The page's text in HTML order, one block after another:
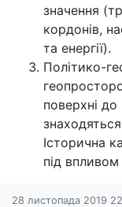
значення
кордонів,
та енергії).
Політико-
поверхні
Історична
під впливом
28 листопада 2019